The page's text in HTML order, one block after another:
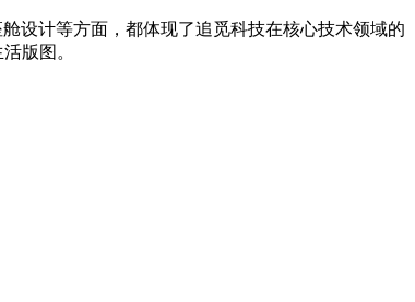
设计等方面，都体现了追觅科技在核心技术领域的
版图。